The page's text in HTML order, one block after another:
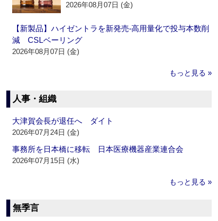
2026年08月07日 (金)
【新製品】ハイゼントラを新発売‐高用量化で投与本数削
減 CSLベーリング
2026年08月07日 (金)
もっと見る »
人事・組織
大津賀会長が退任へ ダイト
2026年07月24日 (金)
事務所を日本橋に移転 日本医療機器産業連合会
2026年07月15日 (水)
もっと見る »
無季言